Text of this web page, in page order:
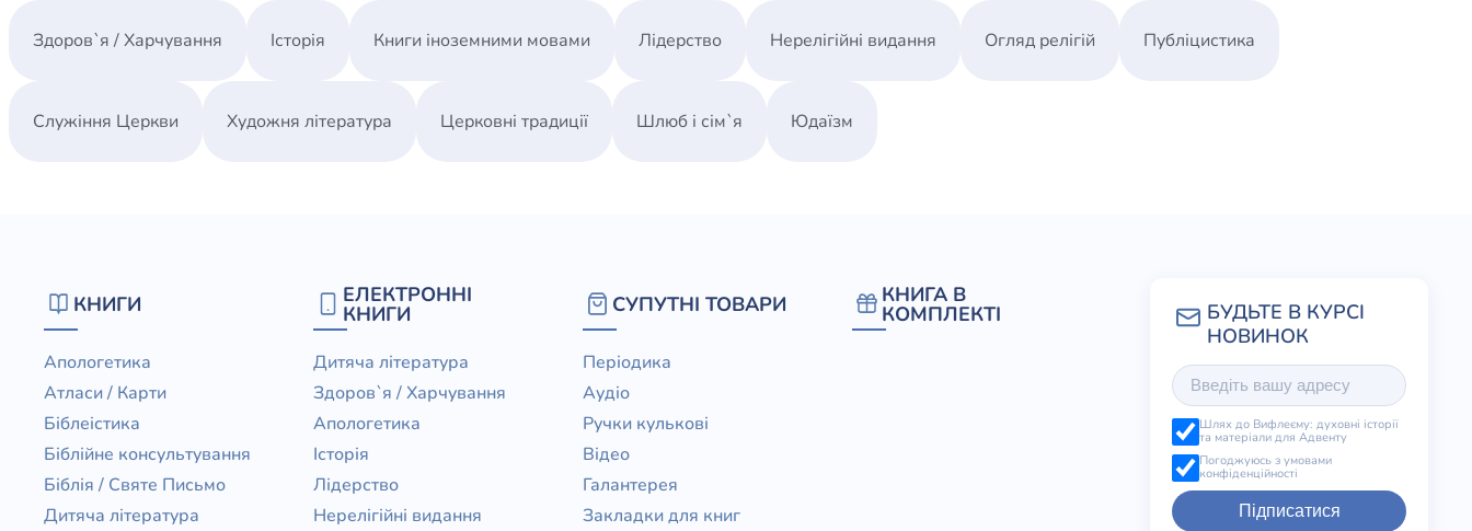
Здоров`я / Харчування Історія Книги іноземними мовами Лідерство Нерелігійні видання Огляд релігій Публіцистика
Служіння Церкви Художня література Церковні традиції Шлюб і сім`я Юдаїзм
КНИГИ
Апологетика
Атласи / Карти
Біблеістика
Біблійне консультування
Біблія / Святе Письмо
Дитяча література
ЕЛЕКТРОННІ
КНИГИ
Дитяча література
Здоров`я / Харчування
Апологетика
Історія
Лідерство
Нерелігійні видання
СУПУТНІ ТОВАРИ
Періодика
Аудіо
Ручки кулькові
Відео
Галантерея
Закладки для книг
КНИГА В
КОМПЛЕКТІ
Шлях до Вифлеєму: духовні історії
та матеріали для Адвенту
Погоджуюсь з умовами
конфіденційності
Підписатися